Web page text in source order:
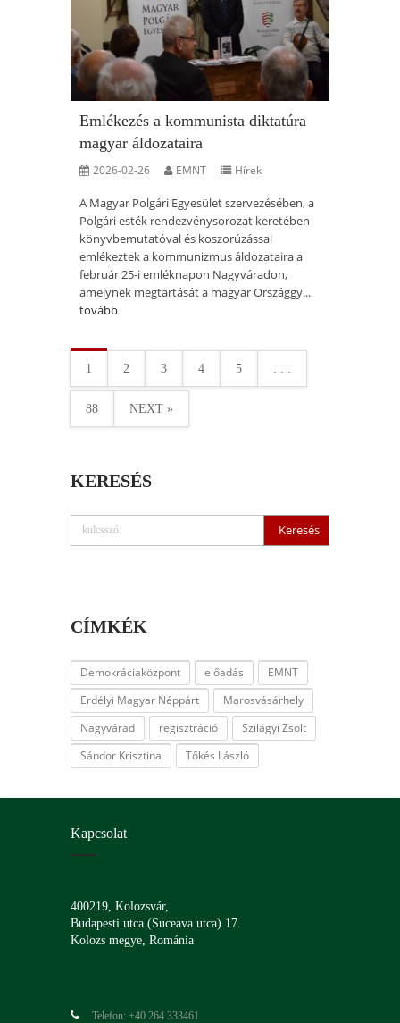
Emlékezés a kommunista diktatúra
magyar áldozataira
2026-02-26 EMNT Hírek
A Magyar Polgári Egyesület szervezésében, a
Polgári esték rendezvénysorozat keretében
könyvbemutatóval és koszorúzással
emlékeztek a kommunizmus áldozataira a
február 25-i emléknapon Nagyváradon,
amelynek megtartását a magyar Országgy...
tovább
1 2 3 4 5 . . .
88 NEXT »
KERESÉS
CÍMKÉK
Demokráciaközpont előadás
EMNT
Erdélyi Magyar Néppárt
Marosvásárhely
Nagyvárad
regisztráció
Szilágyi Zsolt
Sándor Krisztina
Tőkés László
Kapcsolat
400219, Kolozsvár,
Budapesti utca (Suceava utca) 17.
Kolozs megye, Románia
Telefon: +40 264 333461